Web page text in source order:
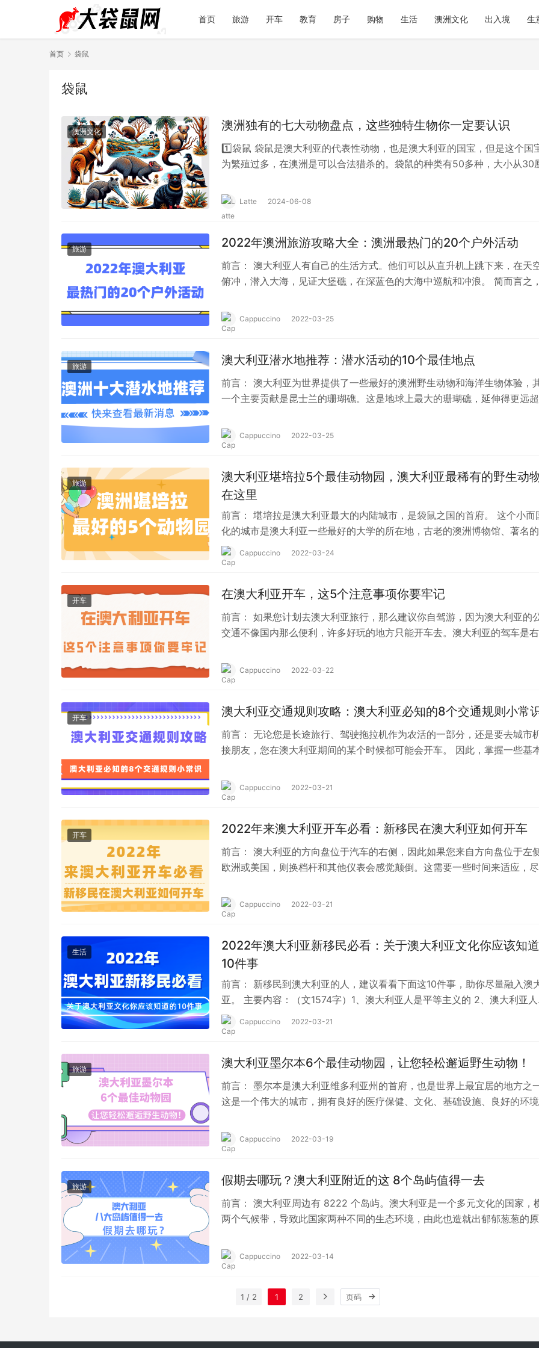
首页 旅游 开车 教育 房子 购物 生活 澳洲文化 出入境 生
首页 袋鼠
袋鼠
澳洲文化 澳洲独有的七大动物盘点，这些独特生物你一定要认识
1️⃣袋鼠 袋鼠是澳大利亚的代表性动物，也是澳大利亚的国宝，但是这个国
为繁殖过多，在澳洲是可以合法猎杀的。袋鼠的种类有50多种，大小从30
Latte 2024-06-08
旅游 2022年澳洲旅游攻略大全：澳洲最热门的20个户外活动
前言： 澳大利亚人有自己的生活方式。他们可以从直升机上跳下来，在天
俯冲，潜入大海，见证大堡礁，在深蓝色的大海中巡航和冲浪。 简而言之
Cappuccino 2022-03-25
旅游 澳大利亚潜水地推荐：潜水活动的10个最佳地点
前言： 澳大利亚为世界提供了一些最好的澳洲野生动物和海洋生物体验，
一个主要贡献是昆士兰的珊瑚礁。这是地球上最大的珊瑚礁，延伸得更远超
Cappuccino 2022-03-25
旅游
澳大利亚堪培拉5个最佳动物园，澳大利亚最稀有的野生动
在这里
前言： 堪培拉是澳大利亚最大的内陆城市，是袋鼠之国的首府。 这个小而
化的城市是澳大利亚一些最好的大学的所在地，古老的澳洲博物馆、著名的
廊和色彩缤纷的工艺品市场。 您还可以在伯…
Cappuccino 2022-03-24
开车 在澳大利亚开车，这5个注意事项你要牢记
前言： 如果您计划去澳大利亚旅行，那么建议你自驾游，因为澳大利亚的
交通不像国内那么便利，许多好玩的地方只能开车去。澳大利亚的驾车是右
Cappuccino 2022-03-22
开车 澳大利亚交通规则攻略：澳大利亚必知的8个交通规则小常
前言： 无论您是长途旅行、驾驶拖拉机作为农活的一部分，还是要去城市
接朋友，您在澳大利亚期间的某个时候都可能会开车。 因此，掌握一些基
Cappuccino 2022-03-21
开车 2022年来澳大利亚开车必看：新移民在澳大利亚如何开车
前言： 澳大利亚的方向盘位于汽车的右侧，因此如果您来自方向盘位于左
欧洲或美国，则换档杆和其他仪表会感觉颠倒。这需要一些时间来适应，尽
Cappuccino 2022-03-21
生活
2022年澳大利亚新移民必看：关于澳大利亚文化你应该知
10件事
前言： 新移民到澳大利亚的人，建议看看下面这10件事，助你尽量融入澳
亚。 主要内容：（文1574字）1、澳大利亚人是平等主义的 2、澳大利亚人
有“高罂粟综合症”（Tall P…
Cappuccino 2022-03-21
旅游 澳大利亚墨尔本6个最佳动物园，让您轻松邂逅野生动物！
前言： 墨尔本是澳大利亚维多利亚州的首府，也是世界上最宜居的地方之一
这是一个伟大的城市，拥有良好的医疗保健、文化、基础设施、良好的环境
Cappuccino 2022-03-19
旅游 假期去哪玩？澳大利亚附近的这 8个岛屿值得一去
前言： 澳大利亚周边有 8222 个岛屿。澳大利亚是一个多元文化的国家，
两个气候带，导致此国家两种不同的生态环境，由此也造就出郁郁葱葱的原
Cappuccino 2022-03-14
1 / 2 1 2